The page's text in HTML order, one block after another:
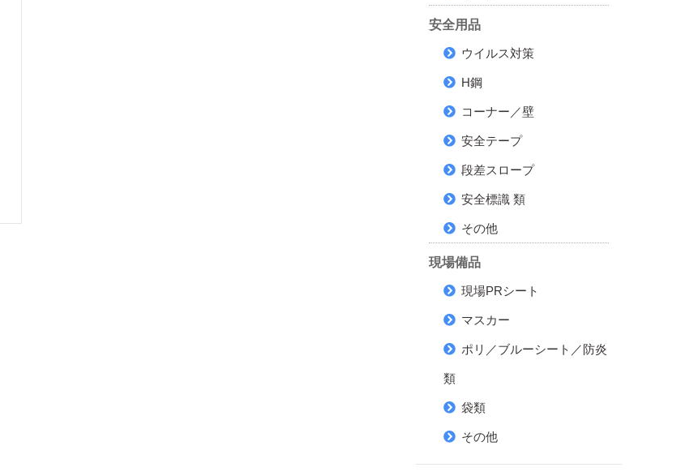
安全用品
ウイルス対策
H鋼
コーナー／壁
安全テープ
段差スロープ
安全標識 類
その他
現場備品
現場PRシート
マスカー
ポリ／ブルーシート／防炎
類
袋類
その他